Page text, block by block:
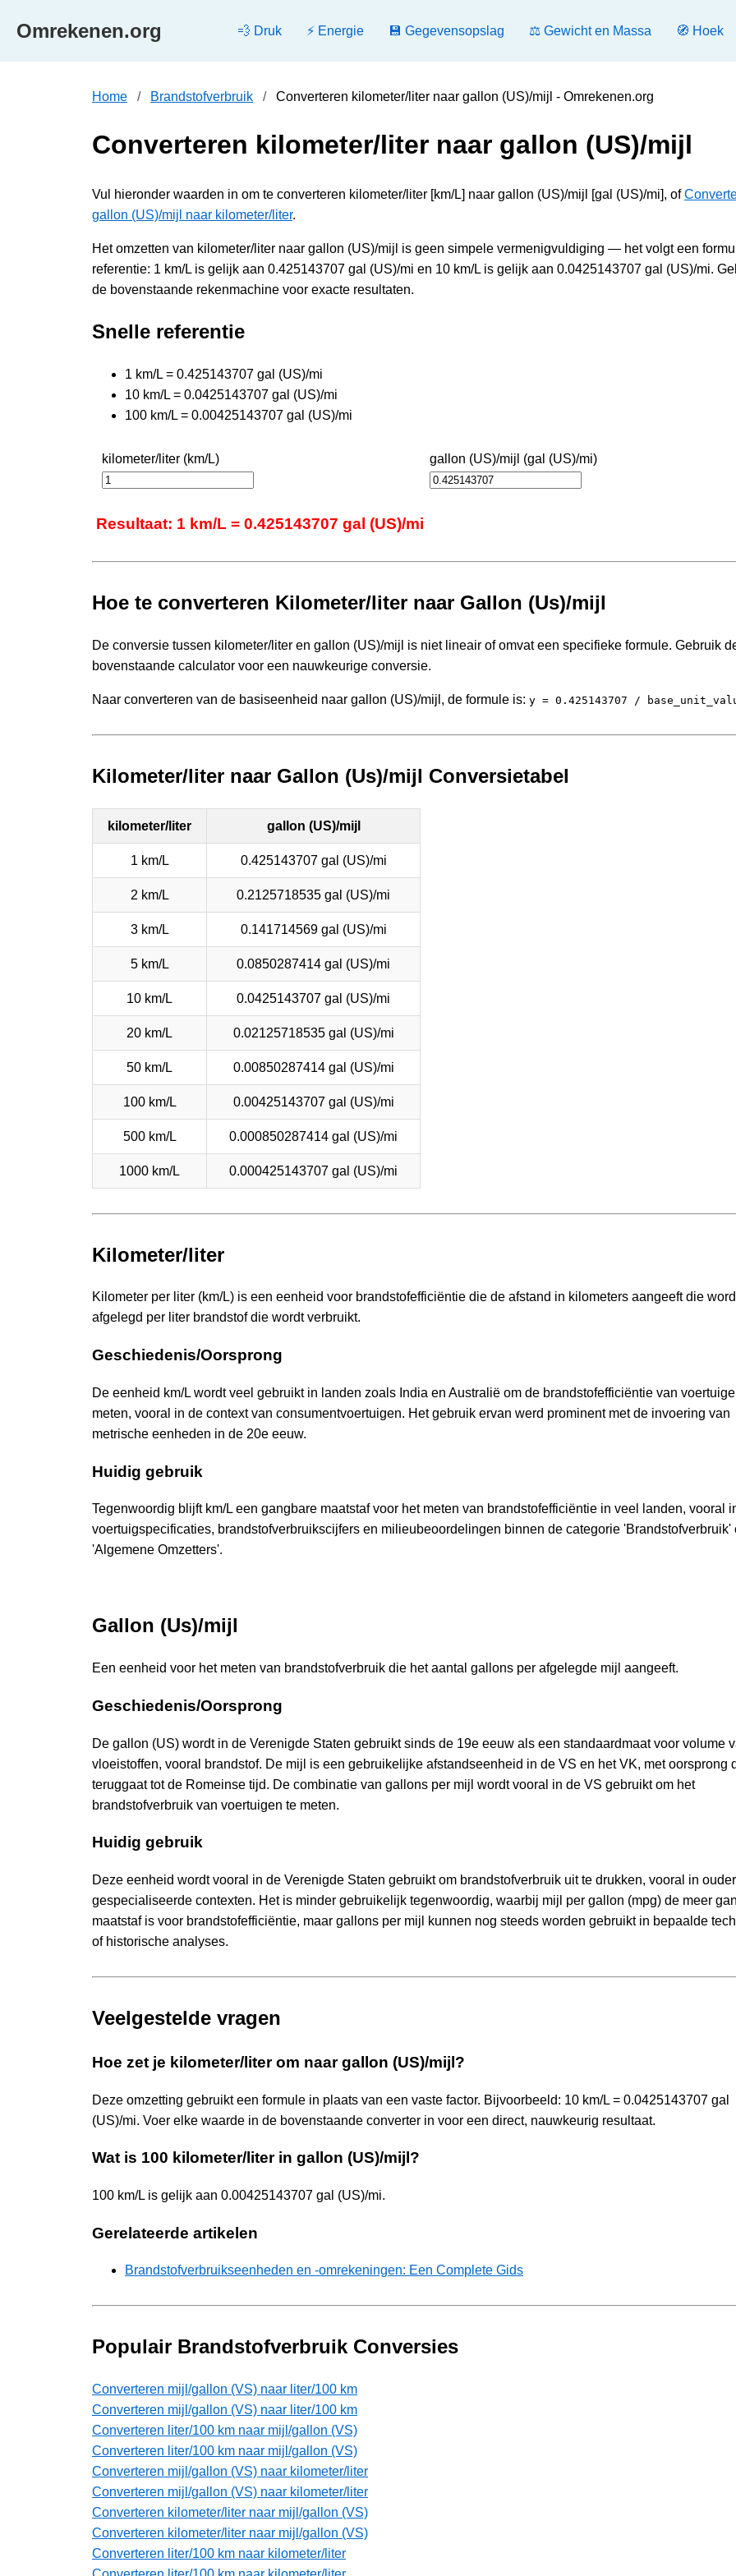
Omrekenen.org 💨 Druk ⚡ Energie 💾 Gegevensopslag ⚖️ Gewicht en Massa 🧭 Hoek
Home Brandstofverbruik Converteren kilometer/liter naar gallon (US)/mijl - Omrekenen.org
Converteren kilometer/liter naar gallon (US)/mijl
Vul hieronder waarden in om te converteren kilometer/liter [km/L] naar gallon (US)/mijl [gal (US)/mi], of
gallon (US)/mijl naar kilometer/liter.
Het omzetten van kilometer/liter naar gallon (US)/mijl is geen simpele vermenigvuldiging — het volgt een
referentie: 1 km/L is gelijk aan 0.425143707 gal (US)/mi en 10 km/L is gelijk aan 0.0425143707 gal (US)/mi.
de bovenstaande rekenmachine voor exacte resultaten.
Snelle referentie
1 km/L = 0.425143707 gal (US)/mi
10 km/L = 0.0425143707 gal (US)/mi
100 km/L = 0.00425143707 gal (US)/mi
kilometer/liter (km/L) gallon (US)/mijl (gal (US)/mi)
Resultaat: 1 km/L = 0.425143707 gal (US)/mi
Hoe te converteren Kilometer/liter naar Gallon (Us)/mijl
De conversie tussen kilometer/liter en gallon (US)/mijl is niet lineair of omvat een specifieke formule. Gebruik
bovenstaande calculator voor een nauwkeurige conversie.
Naar converteren van de basiseenheid naar gallon (US)/mijl, de formule is: y = 0.425143707 /
Kilometer/liter naar Gallon (Us)/mijl Conversietabel
kilometer/liter gallon (US)/mijl
1 km/L 0.425143707 gal (US)/mi
2 km/L 0.2125718535 gal (US)/mi
3 km/L 0.141714569 gal (US)/mi
5 km/L 0.0850287414 gal (US)/mi
10 km/L 0.0425143707 gal (US)/mi
20 km/L 0.02125718535 gal (US)/mi
50 km/L 0.00850287414 gal (US)/mi
100 km/L 0.00425143707 gal (US)/mi
500 km/L 0.000850287414 gal (US)/mi
1000 km/L 0.000425143707 gal (US)/mi
Kilometer/liter
Kilometer per liter (km/L) is een eenheid voor brandstofefficiëntie die de afstand in kilometers aangeeft die
afgelegd per liter brandstof die wordt verbruikt.
Geschiedenis/Oorsprong
De eenheid km/L wordt veel gebruikt in landen zoals India en Australië om de brandstofefficiëntie van
meten, vooral in de context van consumentvoertuigen. Het gebruik ervan werd prominent met de invoering van
metrische eenheden in de 20e eeuw.
Huidig gebruik
Tegenwoordig blijft km/L een gangbare maatstaf voor het meten van brandstofefficiëntie in veel landen, vooral
voertuigspecificaties, brandstofverbruikscijfers en milieubeoordelingen binnen de categorie 'Brandstofverbruik'
'Algemene Omzetters'.
Gallon (Us)/mijl
Een eenheid voor het meten van brandstofverbruik die het aantal gallons per afgelegde mijl aangeeft.
Geschiedenis/Oorsprong
De gallon (US) wordt in de Verenigde Staten gebruikt sinds de 19e eeuw als een standaardmaat voor volume
vloeistoffen, vooral brandstof. De mijl is een gebruikelijke afstandseenheid in de VS en het VK, met oorsprong
teruggaat tot de Romeinse tijd. De combinatie van gallons per mijl wordt vooral in de VS gebruikt om het
brandstofverbruik van voertuigen te meten.
Huidig gebruik
Deze eenheid wordt vooral in de Verenigde Staten gebruikt om brandstofverbruik uit te drukken, vooral in
gespecialiseerde contexten. Het is minder gebruikelijk tegenwoordig, waarbij mijl per gallon (mpg) de meer
maatstaf is voor brandstofefficiëntie, maar gallons per mijl kunnen nog steeds worden gebruikt in bepaalde
of historische analyses.
Veelgestelde vragen
Hoe zet je kilometer/liter om naar gallon (US)/mijl?
Deze omzetting gebruikt een formule in plaats van een vaste factor. Bijvoorbeeld: 10 km/L = 0.0425143707 gal
(US)/mi. Voer elke waarde in de bovenstaande converter in voor een direct, nauwkeurig resultaat.
Wat is 100 kilometer/liter in gallon (US)/mijl?
100 km/L is gelijk aan 0.00425143707 gal (US)/mi.
Gerelateerde artikelen
Brandstofverbruikseenheden en -omrekeningen: Een Complete Gids
Populair Brandstofverbruik Conversies
Converteren mijl/gallon (VS) naar liter/100 km
Converteren mijl/gallon (VS) naar liter/100 km
Converteren liter/100 km naar mijl/gallon (VS)
Converteren liter/100 km naar mijl/gallon (VS)
Converteren mijl/gallon (VS) naar kilometer/liter
Converteren mijl/gallon (VS) naar kilometer/liter
Converteren kilometer/liter naar mijl/gallon (VS)
Converteren kilometer/liter naar mijl/gallon (VS)
Converteren liter/100 km naar kilometer/liter